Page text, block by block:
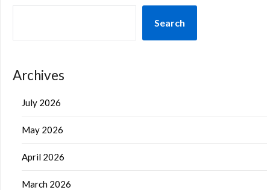
Search
Archives
July 2026
May 2026
April 2026
March 2026